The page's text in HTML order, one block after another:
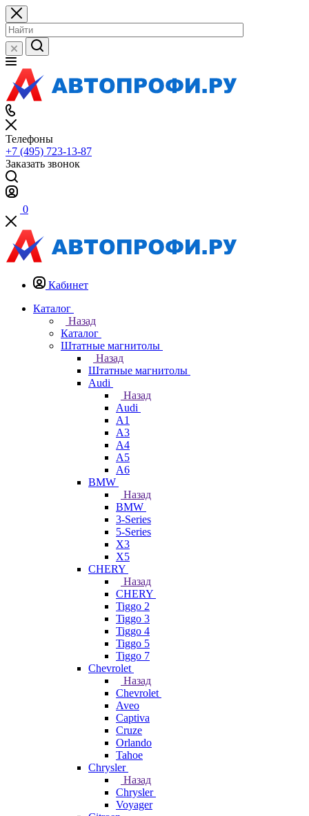
Телефоны
+7 (495) 723-13-87
Заказать звонок
0
Кабинет
Каталог
Назад
Каталог
Штатные магнитолы
Назад
Штатные магнитолы
Audi
Назад
Audi
A1
A3
A4
A5
A6
BMW
Назад
BMW
3-Series
5-Series
X3
X5
CHERY
Назад
CHERY
Tiggo 2
Tiggo 3
Tiggo 4
Tiggo 5
Tiggo 7
Chevrolet
Назад
Chevrolet
Aveo
Captiva
Cruze
Orlando
Tahoe
Chrysler
Назад
Chrysler
Voyager